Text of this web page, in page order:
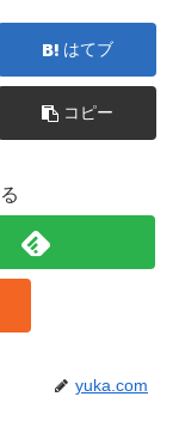
はてブ
コピー
yuka.com